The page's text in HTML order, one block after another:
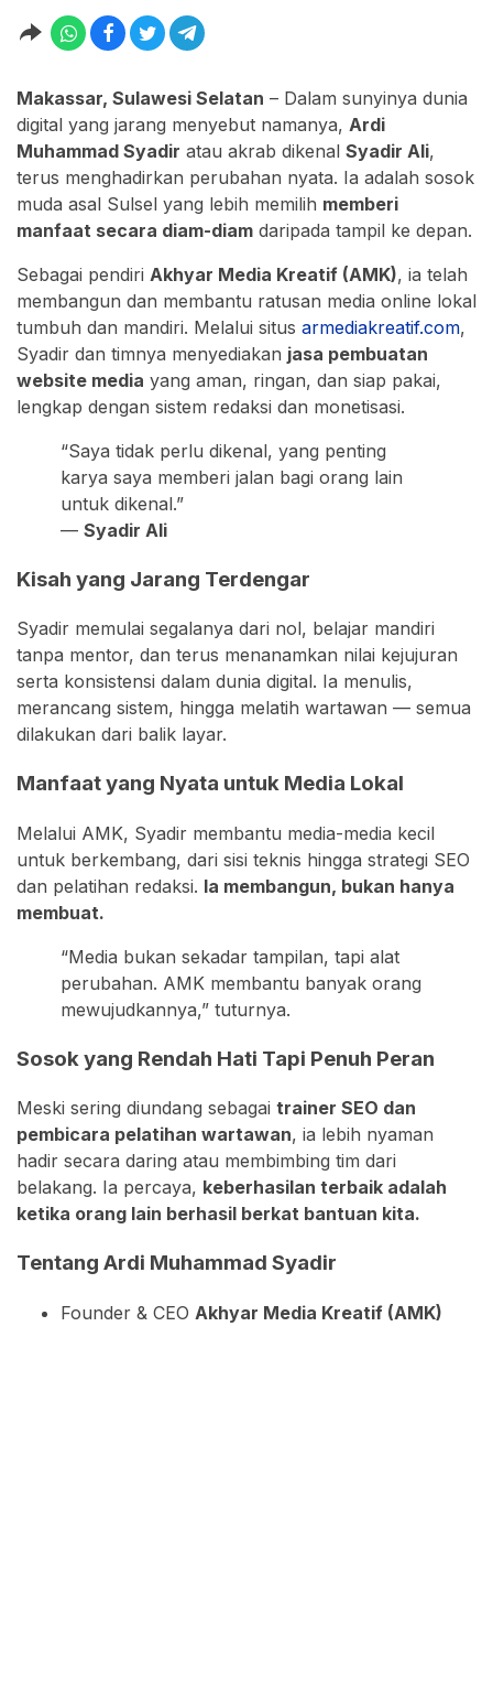
Makassar, Sulawesi Selatan – Dalam sunyinya dunia
digital yang jarang menyebut namanya, Ardi
Muhammad Syadir atau akrab dikenal Syadir Ali,
terus menghadirkan perubahan nyata. Ia adalah sosok
muda asal Sulsel yang lebih memilih memberi
manfaat secara diam-diam daripada tampil ke depan.
Sebagai pendiri Akhyar Media Kreatif (AMK), ia telah
membangun dan membantu ratusan media online lokal
tumbuh dan mandiri. Melalui situs armediakreatif.com,
Syadir dan timnya menyediakan jasa pembuatan
website media yang aman, ringan, dan siap pakai,
lengkap dengan sistem redaksi dan monetisasi.
“Saya tidak perlu dikenal, yang penting
karya saya memberi jalan bagi orang lain
untuk dikenal.”
— Syadir Ali
Kisah yang Jarang Terdengar
Syadir memulai segalanya dari nol, belajar mandiri
tanpa mentor, dan terus menanamkan nilai kejujuran
serta konsistensi dalam dunia digital. Ia menulis,
merancang sistem, hingga melatih wartawan — semua
dilakukan dari balik layar.
Manfaat yang Nyata untuk Media Lokal
Melalui AMK, Syadir membantu media-media kecil
untuk berkembang, dari sisi teknis hingga strategi SEO
dan pelatihan redaksi. Ia membangun, bukan hanya
membuat.
“Media bukan sekadar tampilan, tapi alat
perubahan. AMK membantu banyak orang
mewujudkannya,” tuturnya.
Sosok yang Rendah Hati Tapi Penuh Peran
Meski sering diundang sebagai trainer SEO dan
pembicara pelatihan wartawan, ia lebih nyaman
hadir secara daring atau membimbing tim dari
belakang. Ia percaya, keberhasilan terbaik adalah
ketika orang lain berhasil berkat bantuan kita.
Tentang Ardi Muhammad Syadir
Founder & CEO Akhyar Media Kreatif (AMK)